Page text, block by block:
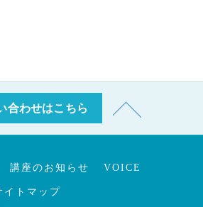
合わせはこちら
講座のお知らせ VOICE
イトマップ